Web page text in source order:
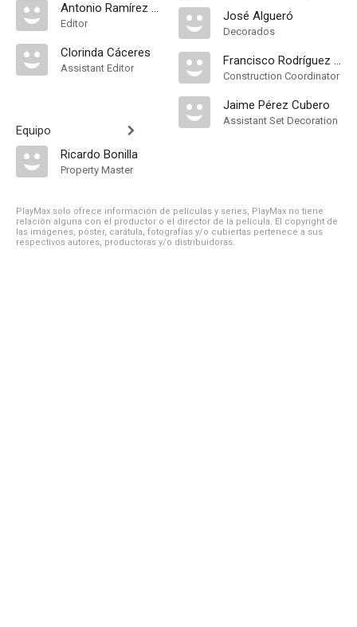
Antonio Ramírez de Loaysa
Editor
Clorinda Cáceres
Assistant Editor
Equipo
Ricardo Bonilla
Property Master
José Algueró
Decorados
Francisco Rodríguez Asensio
Construction Coordinator
Jaime Pérez Cubero
Assistant Set Decoration
PlayMax solo ofrece información de películas y series, PlayMax no tiene
relación alguna con el productor o el director de la película. El copyright de
las imágenes, póster, carátula, fotografías y/o cubiertas pertenece a sus
respectivos autores, productoras y/o distribuidoras.